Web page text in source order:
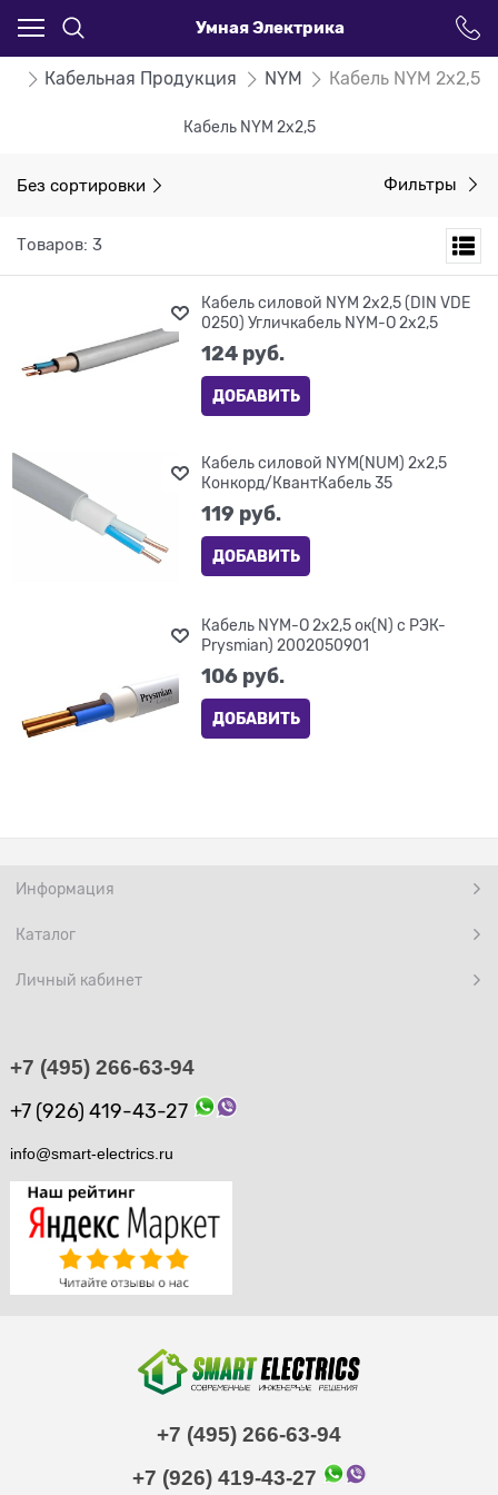
Умная Электрика
Кабельная Продукция NYM Кабель NYM 2x2,5
Кабель NYM 2x2,5
Без сортировки Фильтры
Товаров: 3
Кабель силовой NYM 2x2,5 (DIN VDE
0250) Угличкабель NYM-О 2х2,5
124 руб.
ДОБАВИТЬ
Кабель силовой NYM(NUM) 2x2,5
Конкорд/КвантКабель 35
119 руб.
ДОБАВИТЬ
Кабель NYM-O 2x2,5 ок(N) с РЭК-
Prysmian) 2002050901
106 руб.
ДОБАВИТЬ
Информация
Каталог
Личный кабинет
+7 (495) 266-63-94
+7 (926) 419-43-27
info@smart-electrics.ru
+7 (495) 266-63-94
+7 (926) 419-43-27